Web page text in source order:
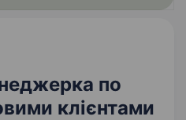
по
клієнтами